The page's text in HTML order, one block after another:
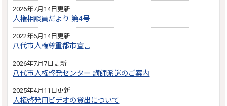
2026年7月14日更新
人権相談員だより 第4号
2022年6月14日更新
八代市人権尊重都市宣言
2026年7月7日更新
八代市人権啓発センター 講師派遣のご案内
2025年4月11日更新
人権啓発用ビデオの貸出について